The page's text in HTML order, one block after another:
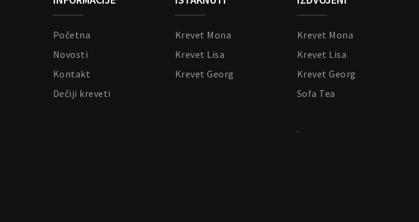
Početna
Novosti
Kontakt
Dečiji kreveti
Krevet Mona
Krevet Lisa
Krevet Georg
Krevet Mona
Krevet Lisa
Krevet Georg
Sofa Tea
.